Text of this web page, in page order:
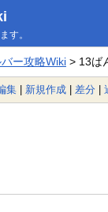
す。
ー攻略Wiki> 13ば
集 | 新規作成 | 差分 |